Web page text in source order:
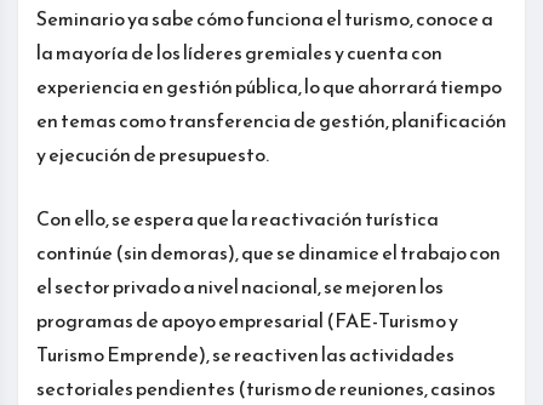
Seminario ya sabe cómo funciona el turismo, conoce a
la mayoría de los líderes gremiales y cuenta con
experiencia en gestión pública, lo que ahorrará tiempo
en temas como transferencia de gestión, planificación
y ejecución de presupuesto.
Con ello, se espera que la reactivación turística
continúe (sin demoras), que se dinamice el trabajo con
el sector privado a nivel nacional, se mejoren los
programas de apoyo empresarial (FAE-Turismo y
Turismo Emprende), se reactiven las actividades
sectoriales pendientes (turismo de reuniones, casinos